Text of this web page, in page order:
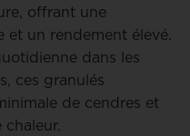
offrant une
un rendement élevé.
dans les
ces granulés
de cendres et